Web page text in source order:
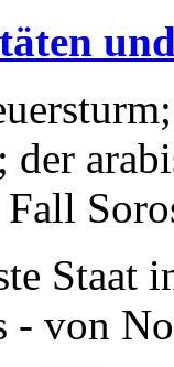
Staat
- von